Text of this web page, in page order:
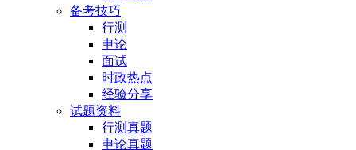
备考技巧
行测
申论
面试
时政热点
经验分享
试题资料
行测真题
申论真题